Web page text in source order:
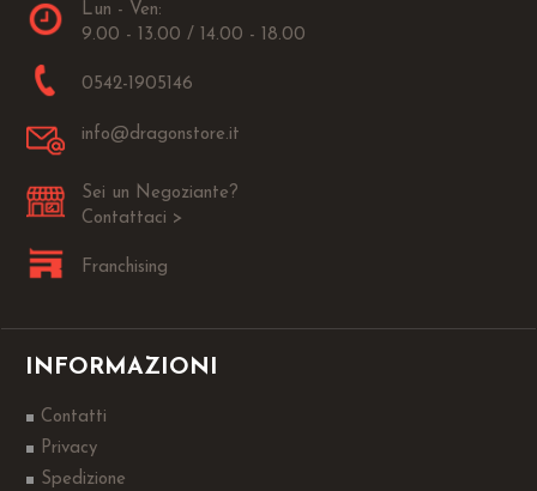
Lun - Ven:
9.00 - 13.00 / 14.00 - 18.00
0542-1905146
info@dragonstore.it
Sei un Negoziante?
Contattaci >
Franchising
INFORMAZIONI
Contatti
Privacy
Spedizione